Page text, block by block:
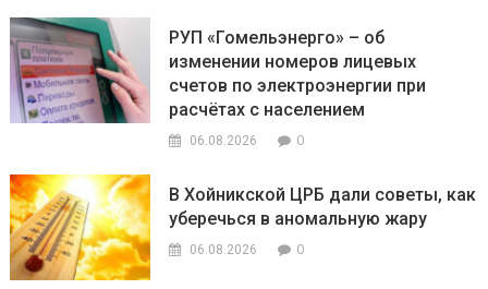
РУП «Гомельэнерго» – об
изменении номеров лицевых
счетов по электроэнергии при
расчётах с населением
06.08.2026 0
В Хойникской ЦРБ дали советы, как
уберечься в аномальную жару
06.08.2026 0